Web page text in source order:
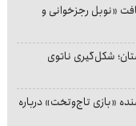
«نوبل رجزخوانی و
شکل‌گیری ناتوی
«بازی تاج‌وتخت» درباره